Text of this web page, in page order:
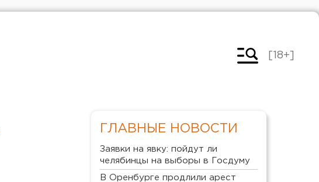
[18+]
ГЛАВНЫЕ НОВОСТИ
Заявки на явку: пойдут ли
челябинцы на выборы в Госдуму
В Оренбурге продлили арест